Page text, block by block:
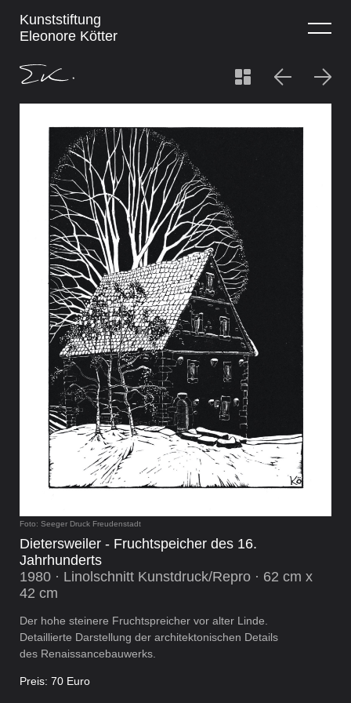
Kunststiftung
Eleonore Kötter
Foto: Seeger Druck Freudenstadt
Dietersweiler - Fruchtspeicher des 16.
Jahrhunderts
1980 · Linolschnitt Kunstdruck/Repro · 62 cm x
42 cm
Der hohe steinere Fruchtspreicher vor alter Linde.
Detaillierte Darstellung der architektonischen Details
des Renaissancebauwerks.
Preis: 70 Euro